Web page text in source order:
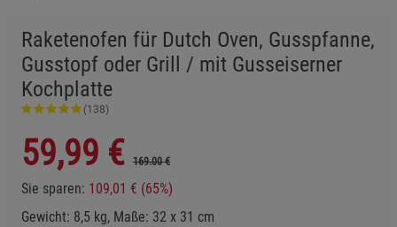
Raketenofen für Dutch Oven, Gusspfanne,
Gusstopf oder Grill / mit Gusseiserner
Kochplatte
(138)
59,99 € 169.00 €
Sie sparen: 109,01 € (65%)
Gewicht: 8,5 kg, Maße: 32 x 31 cm